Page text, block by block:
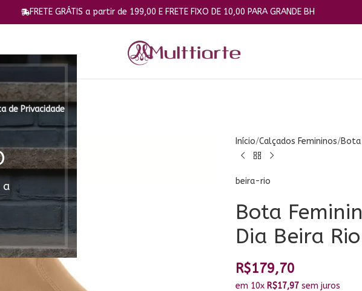
de Privacidade
a
Início Calçados Femininos
beira-rio
Bota
Dia Beira
R$179,70
em 10x R$17,97 sem juros
GRÁTIS a partir de 199,00 E FRETE FIXO DE 10,00 PARA GRANDE BH